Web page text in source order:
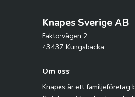
Knapes Sverige AB
Faktorvägen 2
43437 Kungsbacka
Om oss
Knapes är ett familjeföretag